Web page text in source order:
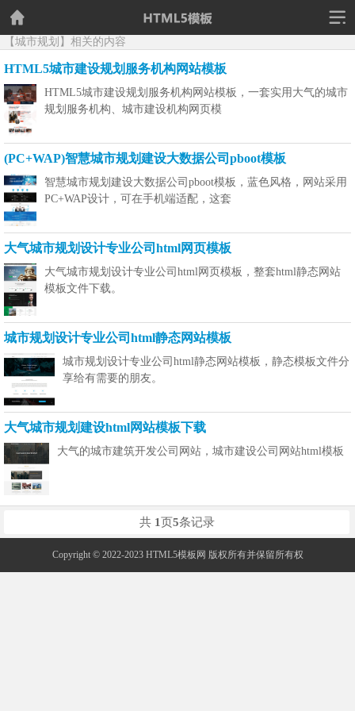
【城市规划】相关的内容
HTML5城市建设规划服务机构网站模板
HTML5城市建设规划服务机构网站模板，一套实用大气的城市
规划服务机构、城市建设机构网页模
(PC+WAP)智慧城市规划建设大数据公司pboot模板
智慧城市规划建设大数据公司pboot模板，蓝色风格，网站采用
PC+WAP设计，可在手机端适配，这套
大气城市规划设计专业公司html网页模板
大气城市规划设计专业公司html网页模板，整套html静态网站
模板文件下载。
城市规划设计专业公司html静态网站模板
城市规划设计专业公司html静态网站模板，静态模板文件分
享给有需要的朋友。
大气城市规划建设html网站模板下载
大气的城市建筑开发公司网站，城市建设公司网站html模板
共 1页5条记录
Copyright © 2022-2023 HTML5模板网 版权所有并保留所有权